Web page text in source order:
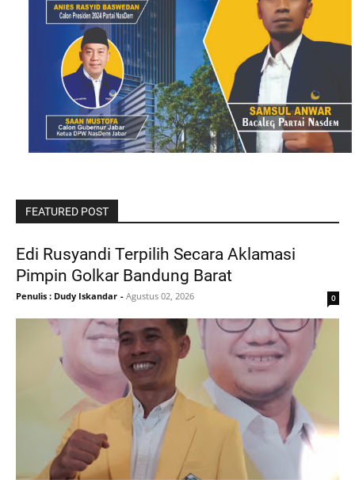
FEATURED POST
Edi Rusyandi Terpilih Secara Aklamasi
Pimpin Golkar Bandung Barat
Penulis : Dudy Iskandar - Agustus 02, 2026 0